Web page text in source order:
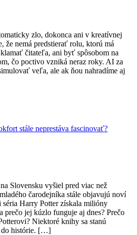
zlo, dokonca ani v kreatívnej
že nemá predstierať rolu, ktorú má
čitateľa, ani byť spôsobom na
čo poctivo vzniká neraz roky. AI za
veľa, ale ak ňou nahradíme aj
stále neprestáva fascinovať?
Slovensku vyšiel pred viac než
čarodejníka stále objavujú noví
Harry Potter získala milióny
prečo jej kúzlo funguje aj dnes? Prečo
Niektoré knihy sa stanú
do histórie. […]